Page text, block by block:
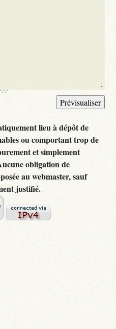
lieu à dépôt de
ou comportant trop de
et simplement
obligation de
au webmaster, sauf
justifié.